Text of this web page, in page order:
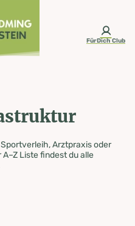
FürDich Club
Arztpraxis oder
Liste findest du alle